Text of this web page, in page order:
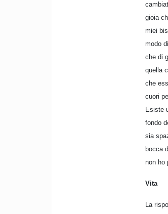
gioia
miei
modo
che di
quella
che
cuori
Esiste
fondo
sia
bocca
non ho
Vita
La